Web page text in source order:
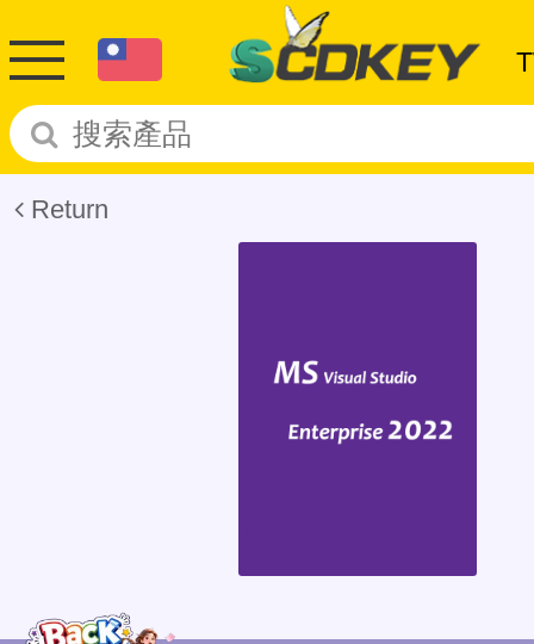
Return